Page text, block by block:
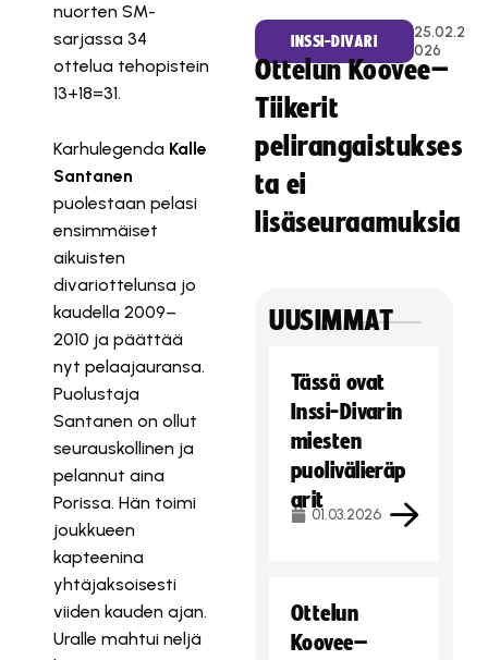
nuorten SM-
sarjassa 34
ottelua tehopistein
13+18=31.
Karhulegenda Kalle
Santanen
puolestaan pelasi
ensimmäiset
aikuisten
divariottelunsa jo
kaudella 2009–
2010 ja päättää
nyt pelaajauransa.
Puolustaja
Santanen on ollut
seurauskollinen ja
pelannut aina
Porissa. Hän toimi
joukkueen
kapteenina
yhtäjaksoisesti
viiden kauden ajan.
Uralle mahtui neljä
INSSI-DIVARI
25.02.2
026
Ottelun Koovee–
Tiikerit
pelirangaistukses
ta ei
lisäseuraamuksia
UUSIMMAT
Tässä ovat
Inssi-Divarin
miesten
puolivälieräp
arit
01.03.2026
Ottelun
Koovee–